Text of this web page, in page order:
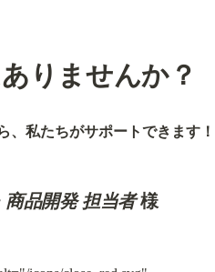
りませんか？
、私たちがサポートできます！
商品開発 担当者 様